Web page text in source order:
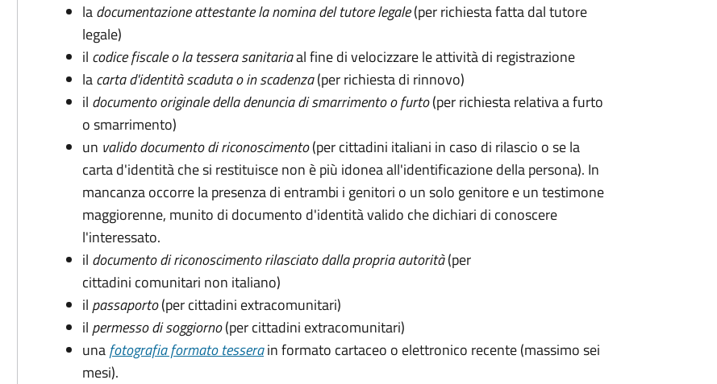
ladocumentazioneattestante la nomina del tutore legale(per richiesta fatta dal tutore
legale)
il codice fiscale o la tessera sanitariaal fine di velocizzare le attività di registrazione
lacarta d'identità scaduta o in scadenza(per richiesta di rinnovo)
il documento originale della denuncia di smarrimento o furto(per richiesta relativa a furto
o smarrimento)
un valido documento di riconoscimento(per cittadini italiani in caso di rilascio o se la
carta d'identità che si restituisce non è più idonea all'identificazione della persona). In
mancanza occorre la presenza di entrambi i genitori o un solo genitore e un testimone
maggiorenne, munito di documento d'identità valido che dichiari di conoscere
l'interessato.
il documento di riconoscimento rilasciato dalla propria autorità(per
cittadini comunitari non italiano)
il passaporto(per cittadini extracomunitari)
il permesso di soggiorno(per cittadini extracomunitari)
unafotografia formato tesserain formato cartaceo o elettronico recente (massimo sei
mesi).